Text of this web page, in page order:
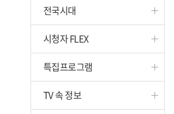
전국시대
시청자 FLEX
특집프로그램
TV 속 정보